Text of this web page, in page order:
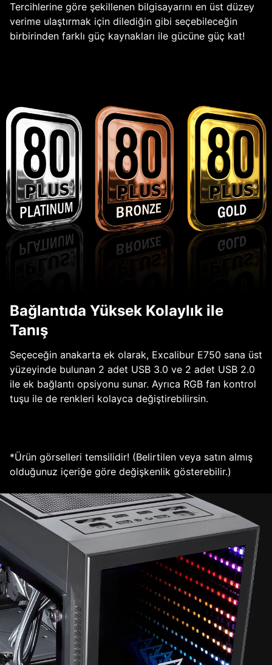
Tercihlerine göre şekillenen bilgisayarını en üst düzey
verime ulaştırmak için dilediğin gibi seçebileceğin
birbirinden farklı güç kaynakları ile gücüne güç kat!
Bağlantıda Yüksek Kolaylık ile
Tanış
Seçeceğin anakarta ek olarak, Excalibur E750 sana üst
yüzeyinde bulunan 2 adet USB 3.0 ve 2 adet USB 2.0
ile ek bağlantı opsiyonu sunar. Ayrıca RGB fan kontrol
tuşu ile de renkleri kolayca değiştirebilirsin.
*Ürün görselleri temsilidir! (Belirtilen veya satın almış
olduğunuz içeriğe göre değişkenlik gösterebilir.)